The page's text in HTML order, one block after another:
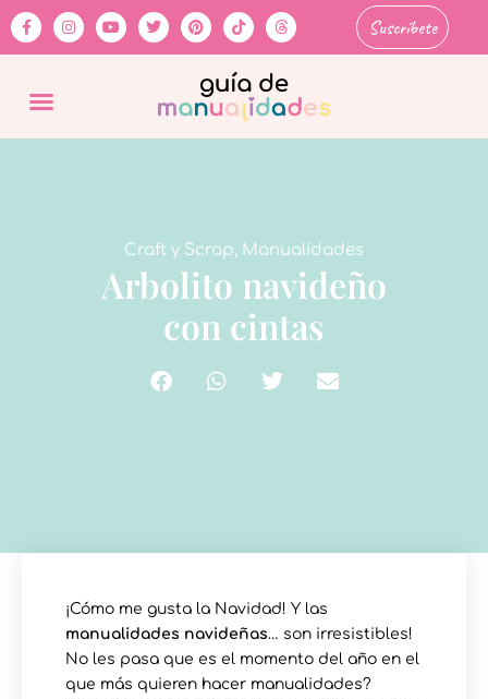
Suscríbete
Craft y Scrap, Manualidades
Arbolito navideño
con cintas
¡Cómo me gusta la Navidad! Y las
manualidades navideñas… son irresistibles!
No les pasa que es el momento del año en el
que más quieren hacer manualidades?